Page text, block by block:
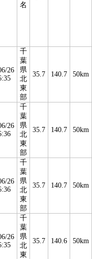
名
26
千
葉
県
北
東
部
35.7 140.7 50km
26
千
葉
県
北
東
部
35.7 140.7 50km
26
千
葉
県
北
東
部
35.7 140.7 50km
26
千
葉
県
北
東
35.7 140.6 50km